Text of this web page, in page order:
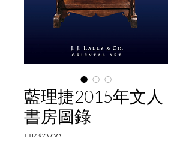
藍理捷2015年文人
書房圖錄
HK$0.00Price